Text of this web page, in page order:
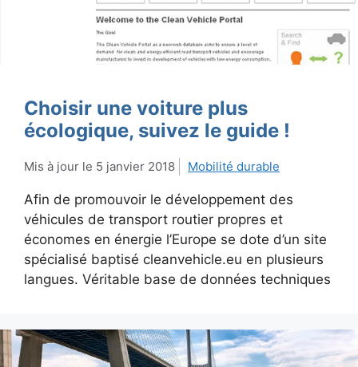
Choisir une voiture plus
écologique, suivez le guide !
5 janvier 2018 Mobilité durable
Afin de promouvoir le développement des
véhicules de transport routier propres et
économes en énergie l’Europe se dote d’un site
spécialisé baptisé cleanvehicle.eu en plusieurs
langues. Véritable base de données techniques